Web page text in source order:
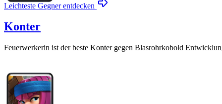
Leichteste Gegner entdecken
Konter
Feuerwerkerin ist der beste Konter gegen Blasrohrkobold